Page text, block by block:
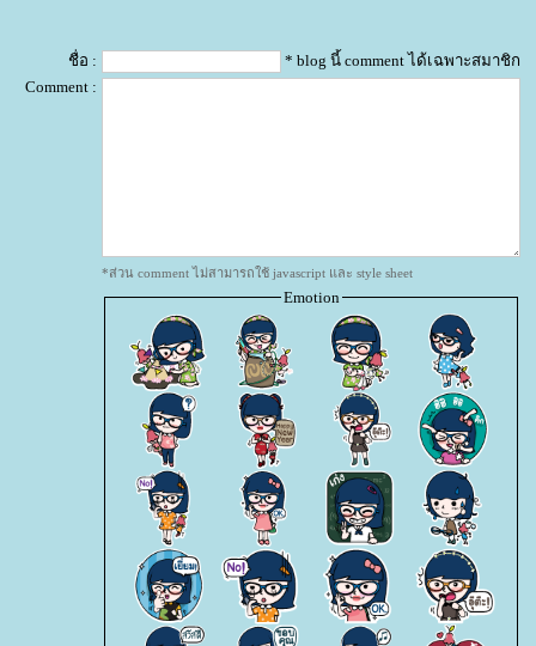
ชื่อ :
* blog นี้ comment ได้เฉพาะสมาชิก
Comment :
*ส่วน comment ไม่สามารถใช้ javascript และ style sheet
Emotion